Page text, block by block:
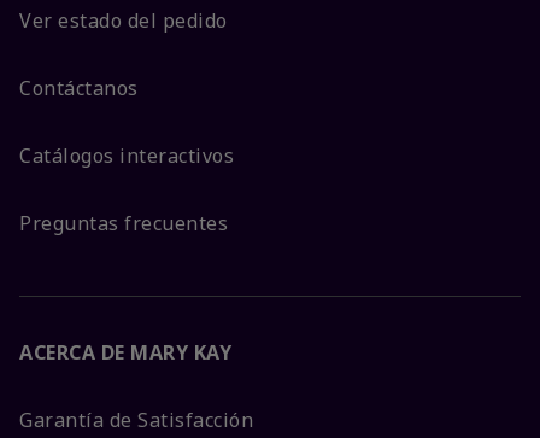
Ver estado del pedido
Contáctanos
Catálogos interactivos
Preguntas frecuentes
ACERCA DE MARY KAY
Garantía de Satisfacción